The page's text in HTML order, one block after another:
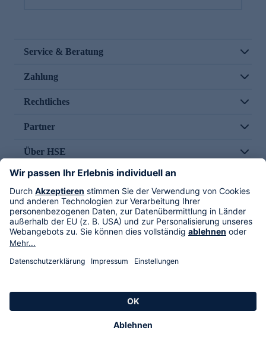
Service & Beratung
Zahlung
Rechtliches
Partner
Über HSE
Im TV
HSE International